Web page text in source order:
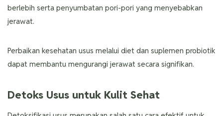
berlebih serta penyumbatan pori-pori yang menyebabkan
jerawat.
Perbaikan kesehatan usus melalui diet dan suplemen probiotik
dapat membantu mengurangi jerawat secara signifikan.
Detoks Usus untuk Kulit Sehat